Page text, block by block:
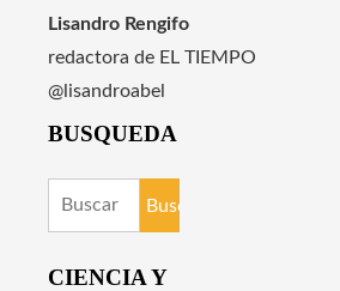
Lisandro Rengifo
redactora de EL TIEMPO
@lisandroabel
BUSQUEDA
Buscar:
CIENCIA Y